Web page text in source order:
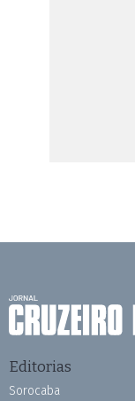
Editorias
Sorocaba